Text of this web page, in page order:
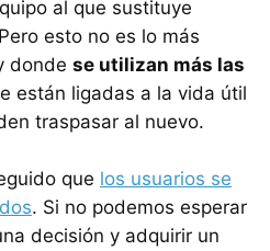
al que sustituye
esto no es lo más
donde se utilizan más las
están ligadas a la vida útil
traspasar al nuevo.
que los usuarios se
. Si no podemos esperar
decisión y adquirir un